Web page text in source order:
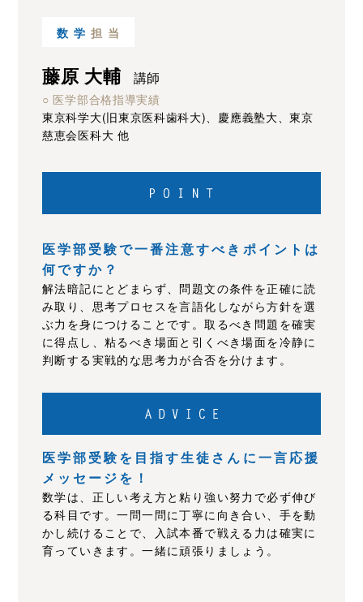
数学 担当
藤原 大輔 講師
○ 医学部合格指導実績
東京科学大(旧東京医科歯科大)、慶應義塾大、東京
慈恵会医科大 他
医学部受験で一番注意すべきポイントは
何ですか？
解法暗記にとどまらず、問題文の条件を正確に読
み取り、思考プロセスを言語化しながら方針を選
ぶ力を身につけることです。取るべき問題を確実
に得点し、粘るべき場面と引くべき場面を冷静に
判断する実戦的な思考力が合否を分けます。
医学部受験を目指す生徒さんに一言応援
メッセージを！
数学は、正しい考え方と粘り強い努力で必ず伸び
る科目です。一問一問に丁寧に向き合い、手を動
かし続けることで、入試本番で戦える力は確実に
育っていきます。一緒に頑張りましょう。